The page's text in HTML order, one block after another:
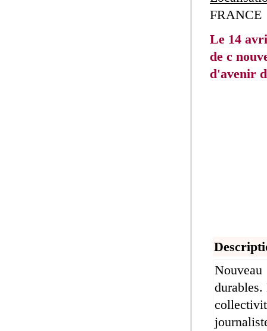
FRANCE
Le 14
de c
d'avenir
Nouveau
durables.